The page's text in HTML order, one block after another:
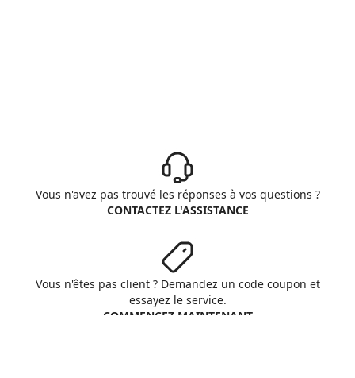
Vous n'avez pas trouvé les réponses à vos questions ?
CONTACTEZ L'ASSISTANCE
Vous n'êtes pas client ? Demandez un code coupon et
essayez le service.
COMMENCEZ MAINTENANT